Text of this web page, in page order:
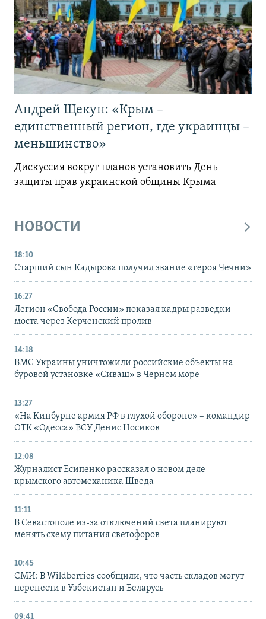
Андрей Щекун: «Крым –
единственный регион, где украинцы –
меньшинство»
Дискуссия вокруг планов установить День
защиты прав украинской общины Крыма
НОВОСТИ
18:10
Старший сын Кадырова получил звание «героя Чечни»
16:27
Легион «Свобода России» показал кадры разведки
моста через Керченский пролив
14:18
ВМС Украины уничтожили российские объекты на
буровой установке «Сиваш» в Черном море
13:27
«На Кинбурне армия РФ в глухой обороне» – командир
ОТК «Одесса» ВСУ Денис Носиков
12:08
Журналист Есипенко рассказал о новом деле
крымского автомеханика Шведа
11:11
В Севастополе из-за отключений света планируют
менять схему питания светофоров
10:45
СМИ: В Wildberries сообщили, что часть складов могут
перенести в Узбекистан и Беларусь
09:41